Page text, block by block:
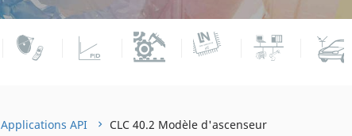
Applications API CLC 40.2 Modèle d'ascenseur